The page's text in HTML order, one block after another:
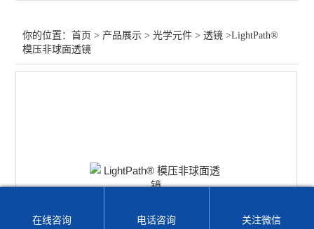
过滤片
透镜
你的位置：首页 > 产品展示 >光学元件 >透镜 >LightPath®
模压非球面透镜
在线咨询 电话咨询 关注微信